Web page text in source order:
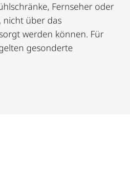
Fernseher oder
nicht über das
werden können. Für
gesonderte